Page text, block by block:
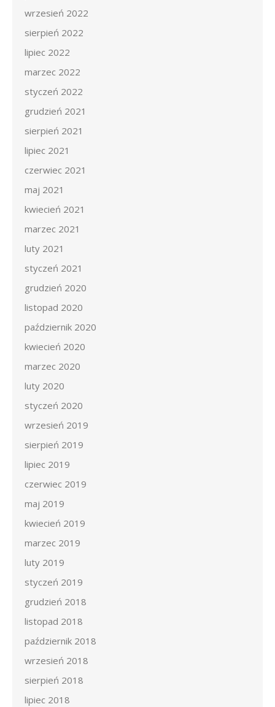
wrzesień 2022
sierpień 2022
lipiec 2022
marzec 2022
styczeń 2022
grudzień 2021
sierpień 2021
lipiec 2021
czerwiec 2021
maj 2021
kwiecień 2021
marzec 2021
luty 2021
styczeń 2021
grudzień 2020
listopad 2020
październik 2020
kwiecień 2020
marzec 2020
luty 2020
styczeń 2020
wrzesień 2019
sierpień 2019
lipiec 2019
czerwiec 2019
maj 2019
kwiecień 2019
marzec 2019
luty 2019
styczeń 2019
grudzień 2018
listopad 2018
październik 2018
wrzesień 2018
sierpień 2018
lipiec 2018